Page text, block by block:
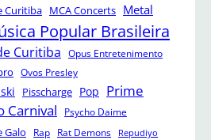
Curitiba MCA Concerts Metal
Popular Brasileira
Curitiba Opus Entretenimento
Ovos Presley
Pisscharge Pop Prime
Carnival Psycho Daime
Galo Rap Rat Demons Repudiyo